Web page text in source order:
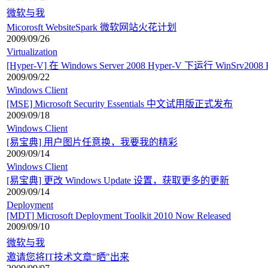
微软与我
Micorosft WebsiteSpark 微软网站火花计划
2009/09/26
Virtualization
[Hyper-V] 在 Windows Server 2008 Hyper-V 下运行
2009/09/22
Windows Client
[MSE] Microsoft Security Essentials 中文试用版正式发布
2009/09/18
Windows Client
[易宝典] 用户图片任意换，我要我的精彩
2009/09/14
Windows Client
[易宝典] 更改 Windows Update 设置，获取更多的更新
2009/09/14
Deployment
[MDT] Microsoft Deployment Toolkit 2010 Now Released
2009/09/10
微软与我
邀请您将IT技术文章"晒"出来